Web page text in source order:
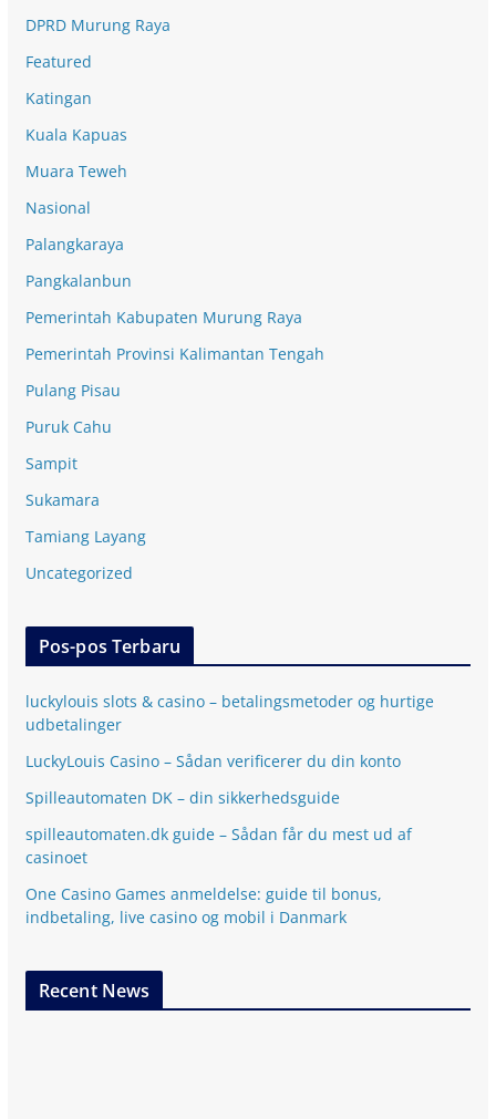
DPRD Murung Raya
Featured
Katingan
Kuala Kapuas
Muara Teweh
Nasional
Palangkaraya
Pangkalanbun
Pemerintah Kabupaten Murung Raya
Pemerintah Provinsi Kalimantan Tengah
Pulang Pisau
Puruk Cahu
Sampit
Sukamara
Tamiang Layang
Uncategorized
Pos-pos Terbaru
luckylouis slots & casino – betalingsmetoder og hurtige
udbetalinger
LuckyLouis Casino – Sådan verificerer du din konto
Spilleautomaten DK – din sikkerhedsguide
spilleautomaten.dk guide – Sådan får du mest ud af
casinoet
One Casino Games anmeldelse: guide til bonus,
indbetaling, live casino og mobil i Danmark
Recent News